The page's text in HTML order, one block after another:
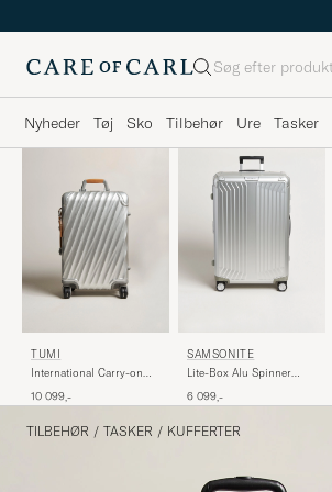
Søg
Nyheder Tøj Sko Tilbehør Ure Tasker
TUMI
International Carry-on
Silver
10 099,-
SAMSONITE
Lite-Box Alu Spinner
6 099,-
TILBEHØR / TASKER / KUFFERTER